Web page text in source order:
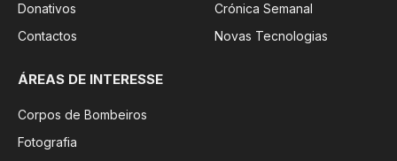
Donativos
Contactos
Crónica Semanal
Novas Tecnologias
ÁREAS DE INTERESSE
Corpos de Bombeiros
Fotografia